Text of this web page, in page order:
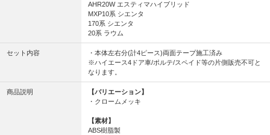
AHR20W エスティマハイブリッド
MXP10系 シエンタ
170系 シエンタ
20系 ラウム
セット内容
・本体左右分(計4ピース)両面テープ施工済み
※ハイエース4ドア車/ポルテ/スペイド等の片側販売不可と
なります。
商品説明
【バリエーション】
・クロームメッキ
【素材】
ABS樹脂製